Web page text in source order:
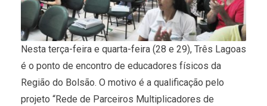
Nesta terça-feira e quarta-feira (28 e 29), Três Lagoas
é o ponto de encontro de educadores físicos da
Região do Bolsão. O motivo é a qualificação pelo
projeto “Rede de Parceiros Multiplicadores de